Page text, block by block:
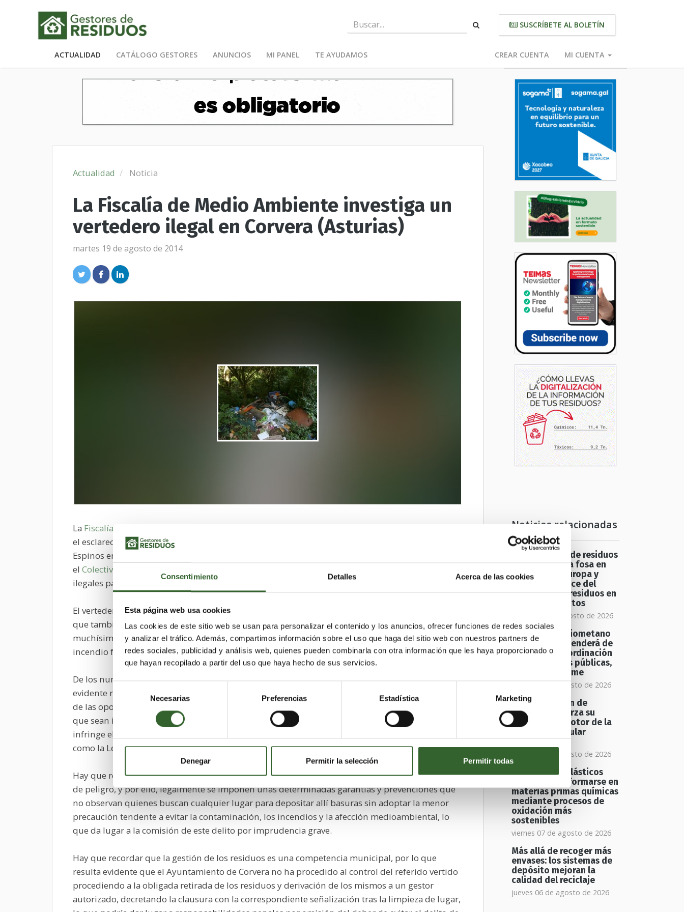
Consentimiento Detalles Acerca de las cookies
Esta página web usa cookies
Las cookies de este sitio web se usan para personalizar el contenido y los anuncios, ofrecer funciones de redes sociales
y analizar el tráfico. Además, compartimos información sobre el uso que haga del sitio web con nuestros partners de
redes sociales, publicidad y análisis web, quienes pueden combinarla con otra información que les haya proporcionado o
que hayan recopilado a partir del uso que haya hecho de sus servicios.
consentimiento
Necesarias Preferencias Estadística Marketing
Denegar Permitir la selección Permitir todas
SUSCRÍBETE AL BOLETÍN
ACTUALIDAD CATÁLOGO GESTORES ANUNCIOS MI PANEL TE AYUDAMOS CREAR CUENTA MI CUENTA
Actualidad Noticia
La Fiscalía de Medio Ambiente investiga un
vertedero ilegal en Corvera (Asturias)
martes 19 de agosto de 2014
La Fiscalía de Medio Ambiente
el esclarecimiento del origen ilegal de un vertedero en las proximidades de la localidad de
Espinos en el
el Colectivo Ecologista de Avilés
ilegales para la provocación de incendios forestales.
El vertedero denunciado se ubica pegado al rió Molleda con el consiguiente impacto para este
que también ha sido denunciado ante laConfederación Hidrográfica del Cantábrico, presenta
muchísimos residuos por la negligencia del Ayuntamiento, y constituye un gravísimo riesgo de
incendio forestal al hallarse los residuos en contacto con la vegetación forestal de la zona.
De los numerosos vertederos clandestinos que hay en la comarca, muchos de ellos presentan un
evidente riesgo de incendio, y a lo que debe dar lugar esta situación es a la inmediata adopción
de las oportunas medidas por las autoridades competentes antes de que se produzcan. De ahí
que sean importantes las políticas de prevención, erradicando estos vertederos. Este vertedero
infringe el
como la Ley de Residuos y su Reglamento.
Hay que recordar que los vertederos son en sí mismos generadores de evidentes riesgos y focos
de peligro, y por ello, legalmente se imponen unas determinadas garantías y prevenciones que
no observan quienes buscan cualquier lugar para depositar allí basuras sin adoptar la menor
precaución tendente a evitar la contaminación, los incendios y la afección medioambiental, lo
que da lugar a la comisión de este delito por imprudencia grave.
Hay que recordar que la gestión de los residuos es una competencia municipal, por lo que
resulta evidente que el Ayuntamiento de Corvera no ha procedido al control del referido vertido
procediendo a la obligada retirada de los residuos y derivación de los mismos a un gestor
autorizado, decretando la clausura con la correspondiente señalización tras la limpieza de lugar,
Noticias relacionadas
Una tonelada de residuos
emerge de una fosa en
los Picos de Europa y
revela el alcance del
abandono de residuos en
espacios remotos
sábado 08 de agosto de 2026
El futuro del biometano
en Europa dependerá de
una mayor coordinación
entre políticas públicas,
según un informe
viernes 07 de agosto de 2026
La valorización de
residuos refuerza su
papel como motor de la
economía circular
europea
viernes 07 de agosto de 2026
Los residuos plásticos
podrían transformarse en
materias primas químicas
mediante procesos de
oxidación más
sostenibles
viernes 07 de agosto de 2026
Más allá de recoger más
envases: los sistemas de
depósito mejoran la
calidad del reciclaje
jueves 06 de agosto de 2026